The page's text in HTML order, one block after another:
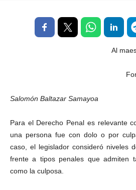
Al
Salomón Baltazar Samayoa
Para el Derecho Penal es relevante
una persona fue con dolo o por
caso, el legislador consideró niveles
frente a tipos penales que admiten
como la culposa.